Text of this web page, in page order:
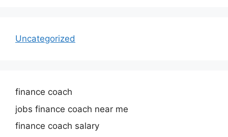
Uncategorized
finance coach
jobs finance coach near me
finance coach salary